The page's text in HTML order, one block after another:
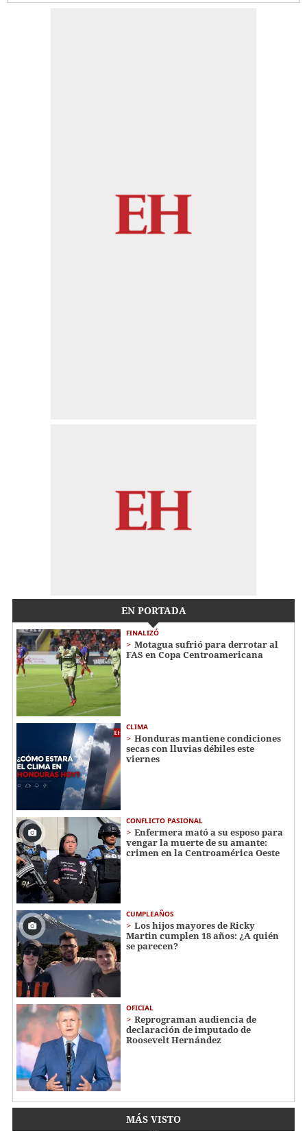
EN PORTADA
FINALIZÓ
Motagua sufrió para derrotar al
FAS en Copa Centroamericana
CLIMA
Honduras mantiene condiciones
secas con lluvias débiles este
viernes
CONFLICTO PASIONAL
Enfermera mató a su esposo para
vengar la muerte de su amante:
crimen en la Centroamérica Oeste
CUMPLEAÑOS
Los hijos mayores de Ricky
Martin cumplen 18 años: ¿A quién
se parecen?
OFICIAL
Reprograman audiencia de
declaración de imputado de
Roosevelt Hernández
MÁS VISTO